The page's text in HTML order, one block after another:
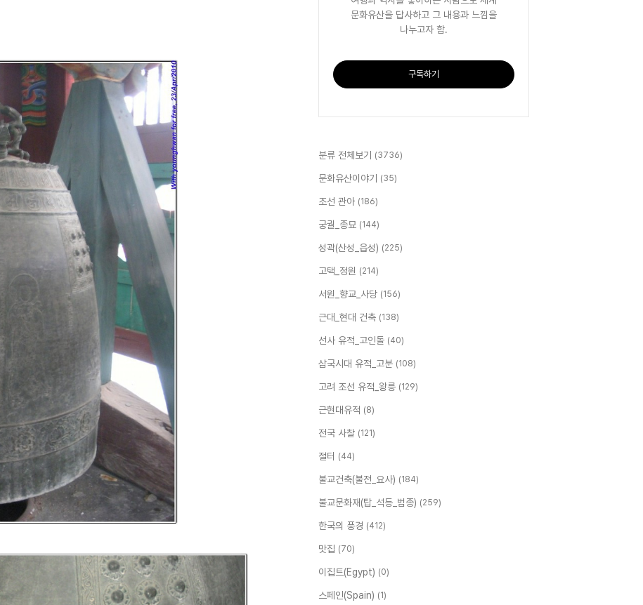
문화유산을 답사하고 그 내용과 느낌을
나누고자 함.
구독하기
분류 전체보기 (3736)
문화유산이야기 (35)
조선 관아 (186)
궁궐_종묘 (144)
성곽(산성_읍성) (225)
고택_정원 (214)
서원_향교_사당 (156)
근대_현대 건축 (138)
선사 유적_고인돌 (40)
삼국시대 유적_고분 (108)
고려 조선 유적_왕릉 (129)
근현대유적 (8)
전국 사찰 (121)
절터 (44)
불교건축(불전_요사) (184)
불교문화재(탑_석등_범종) (259)
한국의 풍경 (412)
맛집 (70)
이집트(Egypt) (0)
스페인(Spain) (1)